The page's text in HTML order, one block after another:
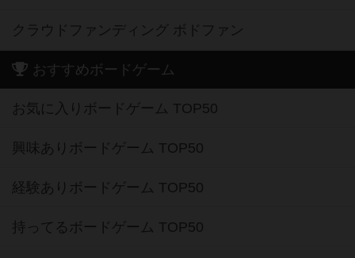
クラウドファンディング ボドファン
おすすめボードゲーム
お気に入りボードゲーム TOP50
興味ありボードゲーム TOP50
経験ありボードゲーム TOP50
持ってるボードゲーム TOP50